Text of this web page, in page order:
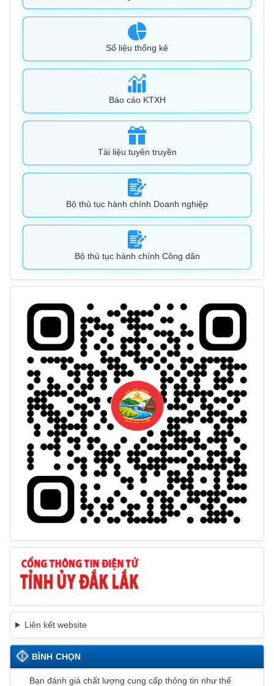
Số liệu thống kê
Báo cáo KTXH
Tài liệu tuyên truyền
Bộ thủ tục hành chính Doanh nghiệp
Bộ thủ tục hành chính Công dân
Liên kết website
BÌNH CHỌN
Bạn đánh giá chất lượng cung cấp thông tin như thế